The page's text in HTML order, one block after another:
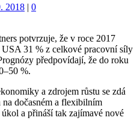
2018 | 0
potvrzuje, že v roce 2017
31 % z celkové pracovní síly
předpovídají, že do roku
%.
a zdrojem růstu se zdá
dočasném a flexibilním
a přináší tak zajímavé nové